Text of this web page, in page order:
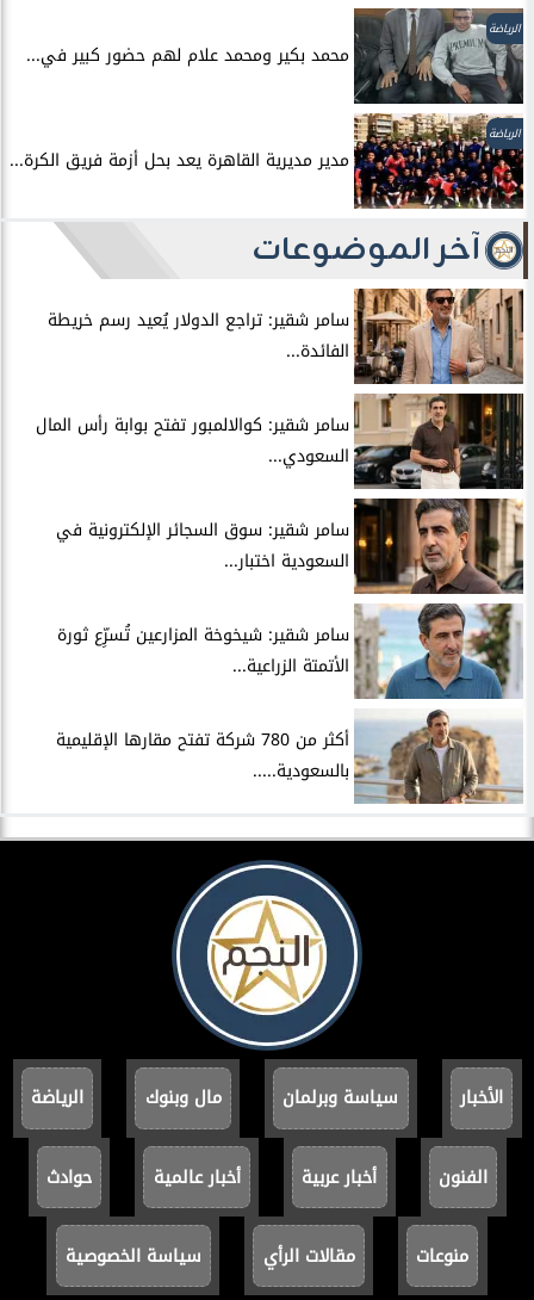
الرياضة
محمد بكير ومحمد علام لهم حضور كبير في...
الرياضة
مدير مديرية القاهرة يعد بحل أزمة فريق الكرة...
آخر الموضوعات
سامر شقير: تراجع الدولار يُعيد رسم خريطة
الفائدة...
سامر شقير: كوالالمبور تفتح بوابة رأس المال
السعودي...
سامر شقير: سوق السجائر الإلكترونية في
السعودية اختبار...
سامر شقير: شيخوخة المزارعين تُسرِّع ثورة
الأتمتة الزراعية...
أكثر من 780 شركة تفتح مقارها الإقليمية
بالسعودية.....
الأخبار سياسة وبرلمان مال وبنوك الرياضة
الفنون أخبار عربية أخبار عالمية حوادث
منوعات مقالات الرأي سياسة الخصوصية